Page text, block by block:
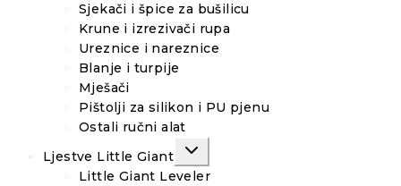
Sjekači i špice za bušilicu
Krune i izrezivači rupa
Ureznice i nareznice
Blanje i turpije
Mješači
Pištolji za silikon i PU pjenu
Ostali ručni alat
Ljestve Little Giant
TOGGLE
MENU
Little Giant Leveler